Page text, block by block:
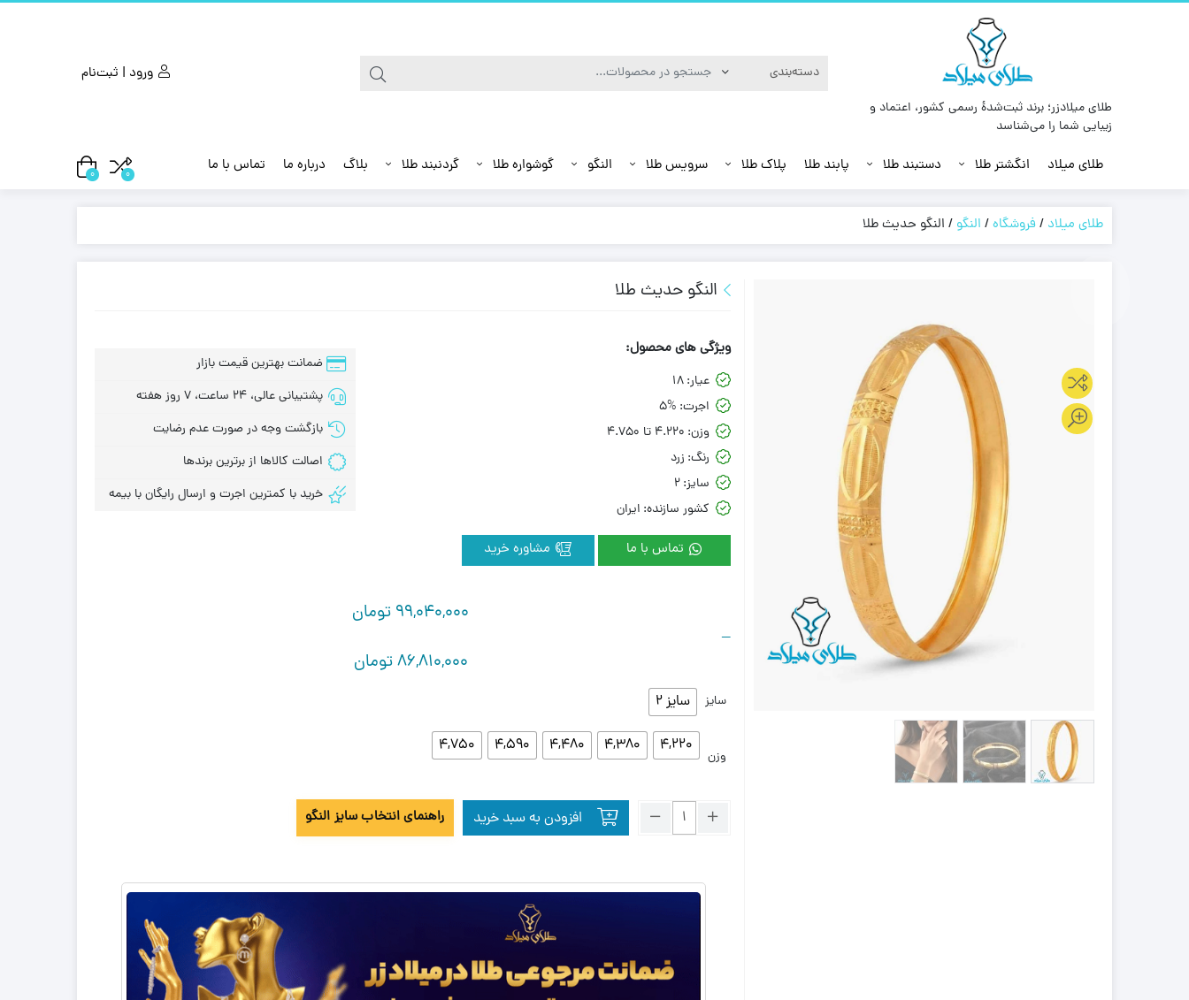
طلای میلادزر؛ برند ثبت‌شدهٔ رسمی کشور، اعتماد و
زیبایی شما را می‌شناسد
ورود | ثبت‌نام
طلای میلاد انگشتر طلا دستبند طلا پابند طلا پلاک طلا سرویس طلا النگو گوشواره طلا گردنبند طلا بلاگ درباره ما تماس با ما 0
0
طلای میلاد /فروشگاه/ النگو / النگو حدیث طلا
النگو حدیث طلا
ویژگی های محصول:
عیار: 18
اجرت: 5%
وزن: 4.220 تا 4.750
رنگ: زرد
سایز: 2
کشور سازنده: ایران
تماس با ما
ضمانت بهترین قیمت بازار
پشتیبانی عالی، 24 ساعت، 7 روز هفته
بازگشت وجه در صورت عدم رضایت
اصالت کالاها از برترین برندها
خرید با کمترین اجرت و ارسال رایگان با بیمه
99,040,000 تومان
–
86,810,000تومان
سایز سایز 2
وزن
4,220
4,380
4,480
4,590
4,750
افزودن به سبد خرید راهنمای انتخاب سایز النگو